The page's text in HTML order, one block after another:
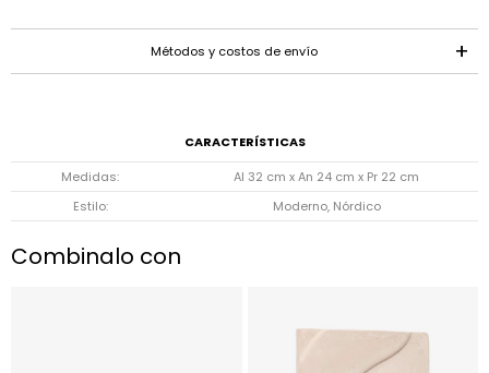
Métodos y costos de envío
CARACTERÍSTICAS
Medidas
Al 32 cm x An 24 cm x Pr 22 cm
Estilo
Moderno, Nórdico
Combinalo con